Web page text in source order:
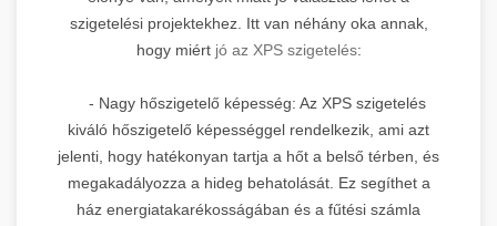
szigetelési projektekhez. Itt van néhány oka annak,
hogy miért jó az XPS szigetelés:
- Nagy hőszigetelő képesség: Az XPS szigetelés
kiváló hőszigetelő képességgel rendelkezik, ami azt
jelenti, hogy hatékonyan tartja a hőt a belső térben, és
megakadályozza a hideg behatolását. Ez segíthet a
ház energiatakarékosságában és a fűtési számla